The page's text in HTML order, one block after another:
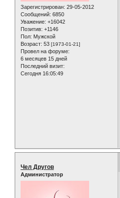
Зарегистрирован: 29-05-2012
Сообщений: 6850
Уважение: +16042
Позитив: +1146
Пол: Мужской
Возраст: 53 [1973-01-21]
Провел на форуме:
6 месяцев 15 дней
Последний визит:
Сегодня 16:05:49
Чел Другов
Администратор